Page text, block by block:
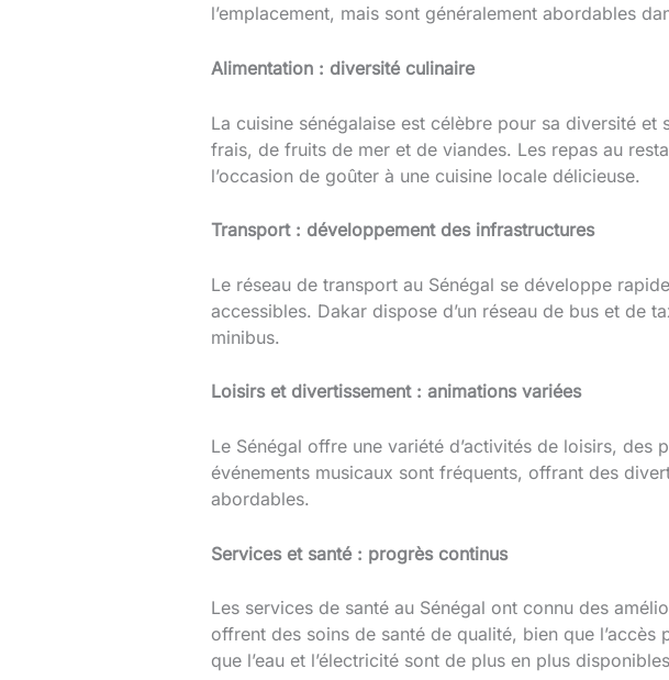
l’emplacement, mais sont généralement abordables
Alimentation : diversité culinaire
La cuisine sénégalaise est célèbre pour sa diversité
frais, de fruits de mer et de viandes. Les repas au
l’occasion de goûter à une cuisine locale délicieuse.
Transport : développement des infrastructures
Le réseau de transport au Sénégal se développe
accessibles. Dakar dispose d’un réseau de bus et de
minibus.
Loisirs et divertissement : animations variées
Le Sénégal offre une variété d’activités de loisirs,
événements musicaux sont fréquents, offrant des
abordables.
Services et santé : progrès continus
Les services de santé au Sénégal ont connu des
offrent des soins de santé de qualité, bien que
que l’eau et l’électricité sont de plus en plus